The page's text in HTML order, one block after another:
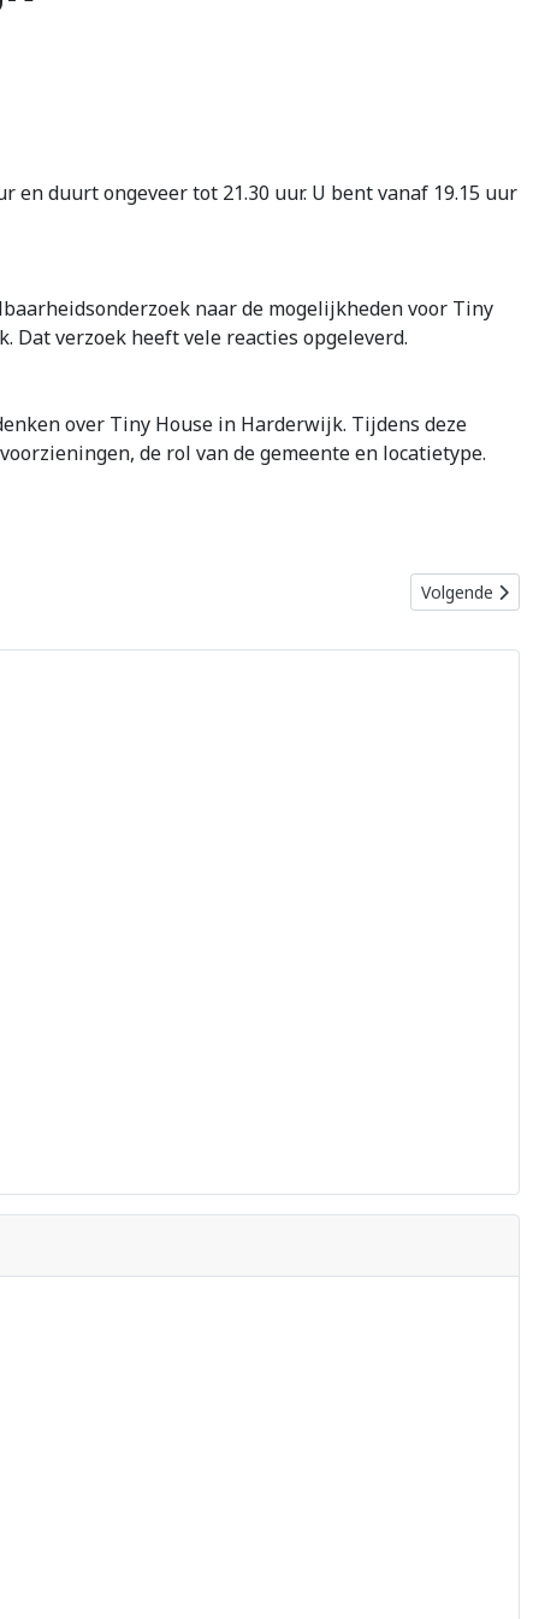
duurt ongeveer tot 21.30 uur. U bent vanaf 19.15 uur
naar de mogelijkheden voor Tiny
Dat verzoek heeft vele reacties opgeleverd.
over Tiny House in Harderwijk. Tijdens deze
de rol van de gemeente en locatietype.
Volgende
Volgende